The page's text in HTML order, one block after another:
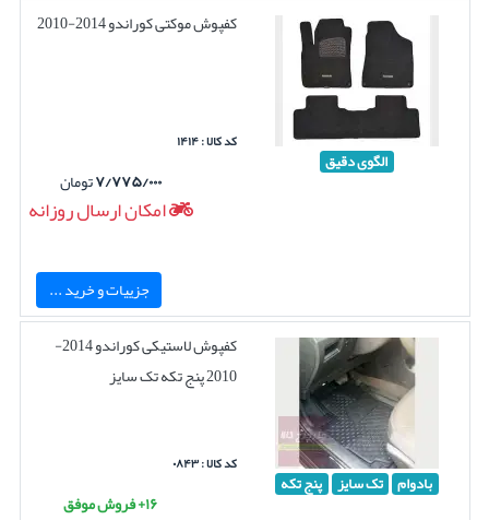
الگوی دقیق
کفپوش موکتی کوراندو 2014-2010
کد کالا : ۱۴۱۴
۷/۷۷۵/۰۰۰تومان
امکان ارسال روزانه
جزییات و خرید ...
بادوام تک سایز پنج تکه
کفپوش لاستیکی کوراندو 2014-
2010 پنج تکه تک سایز
کد کالا : ۰۸۴۳
۱۶+ فروش موفق